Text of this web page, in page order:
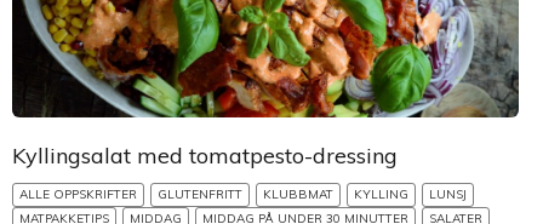
Kyllingsalat med tomatpesto-dressing
ALLE OPPSKRIFTER GLUTENFRITT KLUBBMAT KYLLING
LUNSJ
MATPAKKETIPS
MIDDAG MIDDAG PÅ UNDER 30 MINUTTER SALATER